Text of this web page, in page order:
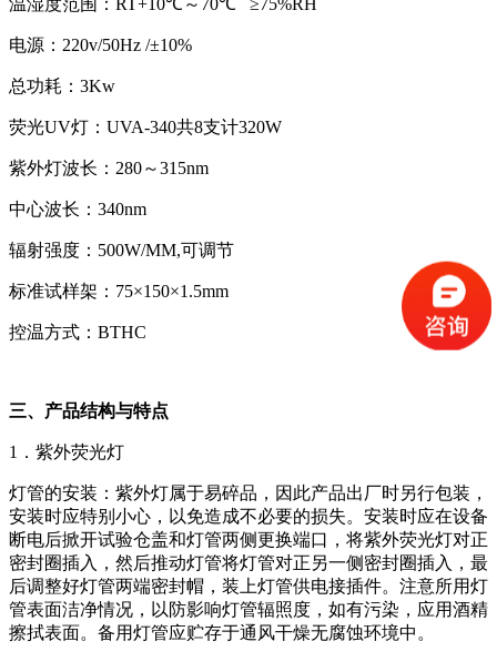
温湿度范围：RT+10℃～70℃ ≥75%RH
电源：220v/50Hz /±10%
总功耗：3Kw
荧光UV灯：UVA-340共8支计320W
紫外灯波长：280～315nm
中心波长：340nm
辐射强度：500W/MM,可调节
标准试样架：75×150×1.5mm
控温方式：BTHC
三、产品结构与特点
1．紫外荧光灯
灯管的安装：紫外灯属于易碎品，因此产品出厂时另行包装，
安装时应特别小心，以免造成不必要的损失。安装时应在设备
断电后掀开试验仓盖和灯管两侧更换端口，将紫外荧光灯对正
密封圈插入，然后推动灯管将灯管对正另一侧密封圈插入，最
后调整好灯管两端密封帽，装上灯管供电接插件。注意所用灯
管表面洁净情况，以防影响灯管辐照度，如有污染，应用酒精
擦拭表面。备用灯管应贮存于通风干燥无腐蚀环境中。